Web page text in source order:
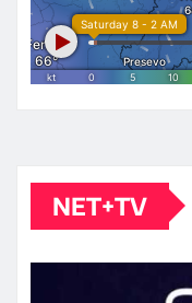
NET+TV